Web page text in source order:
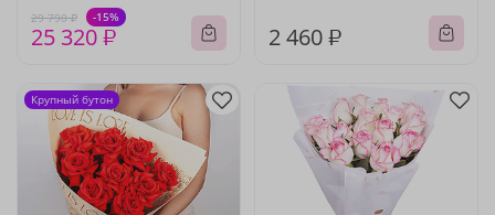
29 790 ₽ -15%
25 320 ₽ 2 460 ₽
Крупный бутон